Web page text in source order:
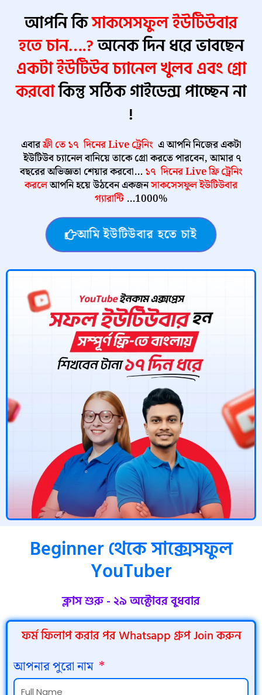
আপনি কিসাকসেসফুল ইউটিউবার
হতে চান….?অনেক দিন ধরে ভাবছেন
একটা ইউটিউব চ্যানেল খুলব এবং গ্রো
করবোকিন্তু সঠিক গাইডেন্স পাচ্ছেন না
!
এবারফ্রী তে১৭ দিনের Live ট্রেনিং এ আপনি নিজের একটা
ইউটিউব চ্যানেল বানিয়ে তাকে গ্রো করতে পারবেন, আমার ৭
বছরের অভিজ্ঞতা শেয়ার করবো… ১৭ দিনের Live ফ্রি ট্রেনিং
করলেআপনি হয়ে উঠবেন একজনসাকসেসফুল ইউটিউবার
গ্যারান্টি …1000%
আমি ইউটিউবার হতে চাই
Beginner থেকে সাক্সেসফুল
YouTuber
ক্লাস শুরু - ২৯ অক্টোবর বুধবার
ফর্ম ফিলাপ করার পর Whatsapp গ্রুপ Join করুন
আপনার পুরো নাম